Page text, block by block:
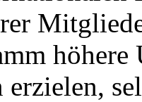
höhere
erzielen,